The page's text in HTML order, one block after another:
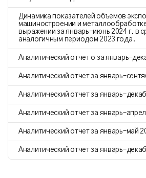
Динамика показателей объемов
машиностроении и
выражении за январь-июнь 2024 г. в
аналогичным периодом 2023 года.
Аналитический отчет о за
Аналитический отчет за
Аналитический отчет за
Аналитический отчет за
Аналитический отчет за январь–май
Аналитический отчет за